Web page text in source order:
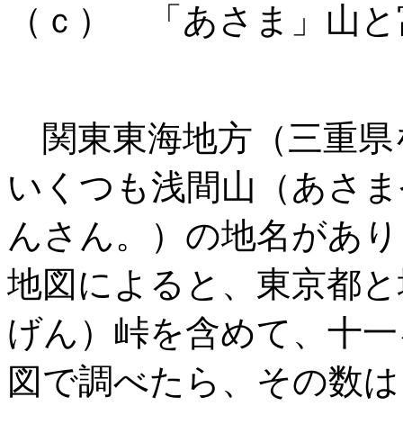
（ｃ） 「あさま」山
関東東海地方（三重
いくつも浅間山（あさ
んさん。）の地名があ
地図によると、東京都
げん）峠を含めて、十
図で調べたら、その数